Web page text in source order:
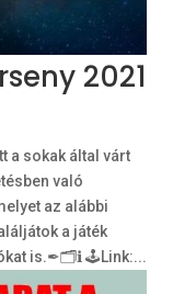
2021
a sokak által várt
való
az alábbi
a játék
is.✒🗂ℹ 🕹Link:...